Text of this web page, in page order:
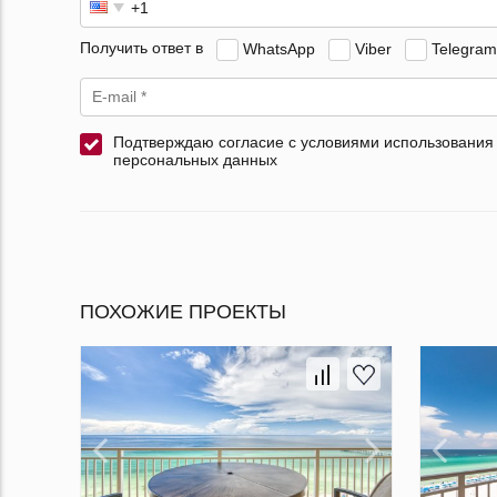
Получить ответ в WhatsApp Viber Telegram
Подтверждаю согласие с условиями использования
персональных данных
ПОХОЖИЕ ПРОЕКТЫ